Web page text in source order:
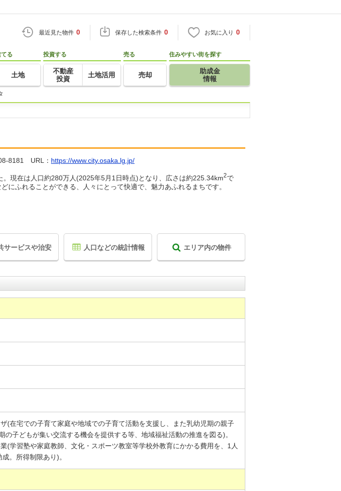
最近見た物件 0 保存した検索条件 0 お気に入り 0
る
土地
投資する
不動産
投資
土地活用
売る
売却
住みやすい街を探す
助成金
情報
8181 URL： https://www.city.osaka.lg.jp/
現在は人口約280万人(2025年5月1日時点)となり、広さは約225.34km2で
ふれることができる、人々にとって快適で、魅力あふれるまちです。
サービスや治安 人口などの統計情報 エリア内の物件
(在宅での子育て家庭や地域での子育て活動を支援し、また乳幼児期の親子
の子どもが集い交流する機会を提供する等、地域福祉活動の推進を図る)。
(学習塾や家庭教師、文化・スポーツ教室等学校外教育にかかる費用を、1人
。所得制限あり)。